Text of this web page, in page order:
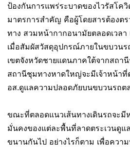
ป้องกันการแพร่ระบาดของไวรัสโค
มาตรการสำคัญ คือผู้โดยสารต้องต
ทาง สวมหน้ากากอนามัยตลอดเวล
เมื่อสัมผัสวัสดุอุปกรณ์ภายในขบวนร
เขตจังหวัดชายแดนภาคใต้จากสถา
สถานีชุมทางหาดใหญ่จะมีเจ้าหน้าที่
อส.ดูแลความปลอดภัยบนขบวนรถต
ขณะที่ตลอดแนวเส้นทางเดินรถจะมี
มั่นคงของแต่ละพื้นที่ลาดตระเวนดูแ
ขนานกันไป อย่างไรก็ตาม เพื่อควา